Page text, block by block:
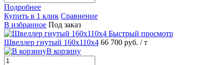
Подробнее
Купить в 1 клик Сравнение
В избранное Под заказ
Быстрый просмотр
Швеллер гнутый 160х110х4 66 700 руб. / т
В корзину